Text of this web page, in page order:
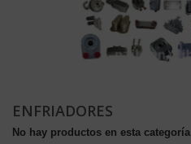
ENFRIADORES
No hay productos en esta categoría